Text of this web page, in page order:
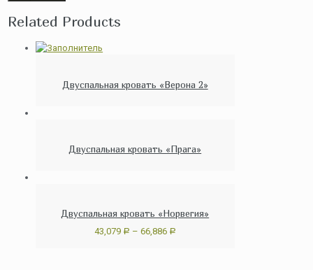
Related Products
Двуспальная кровать «Верона 2»
Двуспальная кровать «Прага»
Двуспальная кровать «Норвегия»
43,079 Р –66,886 Р